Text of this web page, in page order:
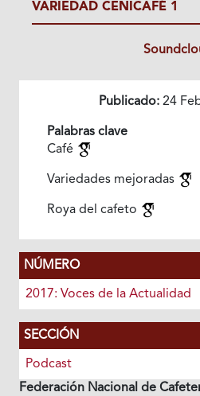
VARIEDAD CENICAFÉ 1
Publicado:24
Palabras clave
Café
Variedades mejoradas
Roya del cafeto
NÚMERO
2017: Voces de la Actualidad
SECCIÓN
Podcast
Federación Nacional de